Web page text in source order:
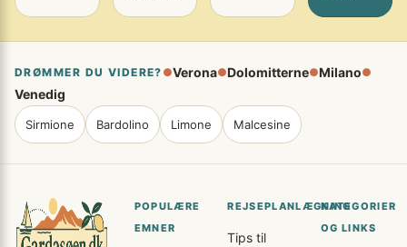
DRØMMER DU VIDERE? ●Verona●Dolomitterne●Milano●
Venedig
Sirmione Bardolino Limone Malcesine
POPULÆRE
EMNER
REJSEPLANLÆGNING
Tips til
KATEGORIER
OG LINKS